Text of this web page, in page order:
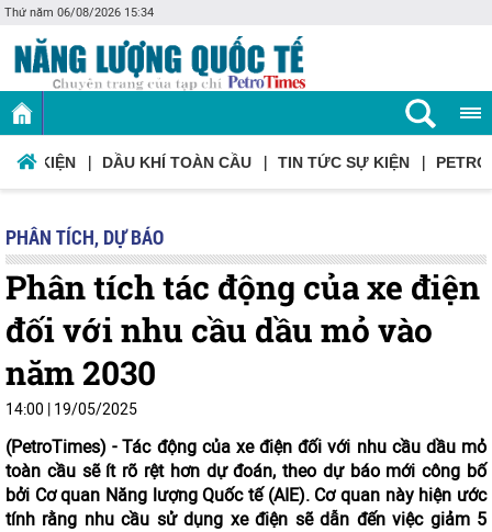
Thứ năm 06/08/2026 15:34
SỰ KIỆN DẦU KHÍ TOÀN CẦU TIN TỨC SỰ KIỆN
PHÂN TÍCH, DỰ BÁO
Phân tích tác động của xe điện
đối với nhu cầu dầu mỏ vào
năm 2030
14:00 19/05/2025
(PetroTimes) -Tác động của xe điện đối với nhu cầu dầu mỏ
toàn cầu sẽ ít rõ rệt hơn dự đoán, theo dự báo mới công bố
bởi Cơ quan Năng lượng Quốc tế (AIE). Cơ quan này hiện ước
tính rằng nhu cầu sử dụng xe điện sẽ dẫn đến việc giảm 5